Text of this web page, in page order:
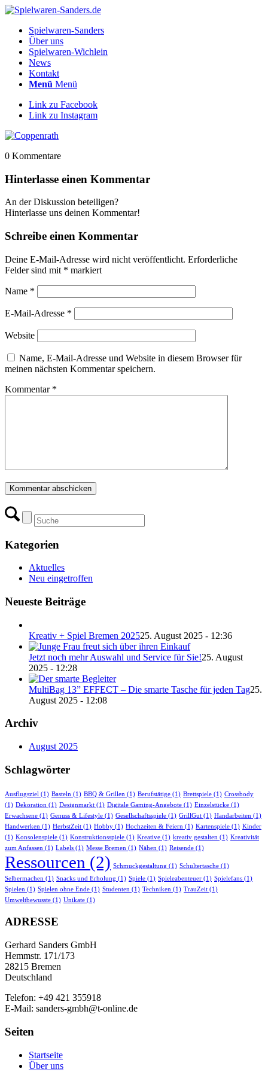
Spielwaren-Sanders
Über uns
Spielwaren-Wichlein
News
Kontakt
Menü Menü
Link zu Facebook
Link zu Instagram
0 Kommentare
Hinterlasse einen Kommentar
An der Diskussion beteiligen?
Hinterlasse uns deinen Kommentar!
Schreibe einen Kommentar
Deine E-Mail-Adresse wird nicht veröffentlicht. Erforderliche
Felder sind mit * markiert
Name *
E-Mail-Adresse *
Website
Name, E-Mail-Adresse und Website in diesem Browser für
meinen nächsten Kommentar speichern.
Kommentar *
Kategorien
Aktuelles
Neu eingetroffen
Neueste Beiträge
Kreativ + Spiel Bremen 202525. August 2025 - 12:36
Jetzt noch mehr Auswahl und Service für Sie!25. August
2025 - 12:28
MultiBag 13” EFFECT – Die smarte Tasche für jeden Tag25.
August 2025 - 12:08
Archiv
August 2025
Schlagwörter
Ausflugsziel (1) Basteln (1) BBQ & Grillen (1) Berufstätige (1) Brettspiele (1) Crossbody
(1) Dekoration (1) Designmarkt (1) Digitale Gaming-Angebote (1) Einzelstücke (1)
Erwachsene (1) Genuss & Lifestyle (1) Gesellschaftsspiele (1) GrillGut (1) Handarbeiten (1)
Handwerken (1) HerbstZeit (1) Hobby (1) Hochzeiten & Feiern (1) Kartenspiele (1) Kinder
(1) Konsolenspiele (1) Konstruktionsspiele (1) Kreative (1) kreativ gestalten (1) Kreativität
zum Anfassen (1) Labels (1) Messe Bremen (1) Nähen (1) Reisende (1)
Ressourcen (2) Schmuckgestaltung (1) Schultertasche (1)
Selbermachen (1) Snacks und Erholung (1) Spiele (1) Spieleabenteuer (1) Spielefans (1)
Spielen (1) Spielen ohne Ende (1) Studenten (1) Techniken (1) TrauZeit (1)
Umweltbewusste (1) Unikate (1)
ADRESSE
Gerhard Sanders GmbH
Hemmstr. 171/173
28215 Bremen
Deutschland
Telefon: +49 421 355918
E-Mail: sanders-gmbh@t-online.de
Seiten
Startseite
Über uns